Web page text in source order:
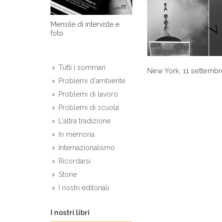
Mensile di interviste e
foto
Tutti i sommari
Problemi d'ambiente
Problemi di lavoro
Problemi di scuola
L'altra tradizione
In memoria
Internazionalismo
Ricordarsi
Storie
I nostri editoriali
I nostri libri
New York, 11